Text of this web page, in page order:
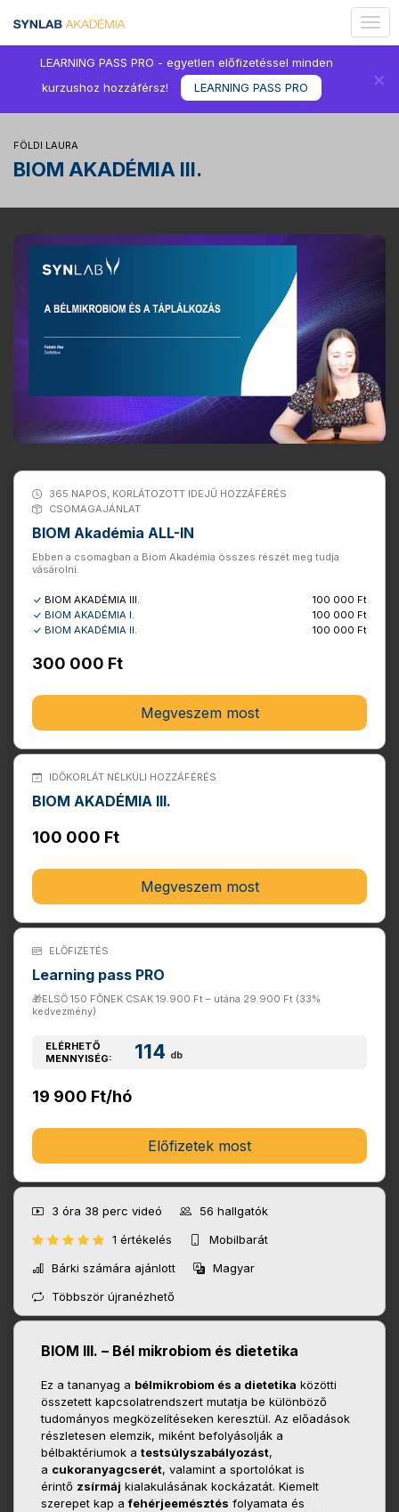
LEARNING PASS PRO - egyetlen előfizetéssel minden
kurzushoz hozzáférsz!
LEARNING PASS PRO ×
FÖLDI LAURA
BIOM AKADÉMIA III.
365 NAPOS, KORLÁTOZOTT IDEJŰ HOZZÁFÉRÉS
CSOMAGAJÁNLAT
BIOM Akadémia ALL-IN
Ebben a csomagban a Biom Akadémia összes részét meg tudja
vásárolni.
BIOM AKADÉMIA III.
100 000 Ft
BIOM AKADÉMIA I.
100 000 Ft
BIOM AKADÉMIA II.
100 000 Ft
300 000 Ft
Megveszem most
IDŐKORLÁT NÉLKÜLI HOZZÁFÉRÉS
BIOM AKADÉMIA III.
100 000 Ft
Megveszem most
ELŐFIZETÉS
Learning pass PRO
🎁ELSŐ 150 FŐNEK CSAK 19.900 Ft – utána 29.900 Ft (33%
kedvezmény)
ELÉRHETŐ
MENNYISÉG:
114 db
19 900 Ft/hó
Előfizetek most
3 óra 38 perc videó 56 hallgatók
1 értékelés
Mobilbarát
Bárki számára ajánlott
Magyar
Többször újranézhető
BIOM III. – Bél mikrobiom és dietetika
Ez a tananyag a bélmikrobiom és a dietetika közötti
összetett kapcsolatrendszert mutatja be különböző
tudományos megközelítéseken keresztül. Az előadások
részletesen elemzik, miként befolyásolják a
bélbaktériumok a testsúlyszabályozást,
a cukoranyagcserét, valamint a sportolókat is
érintő zsírmáj kialakulásának kockázatát. Kiemelt
szerepet kap afehérjeemésztés folyamata és